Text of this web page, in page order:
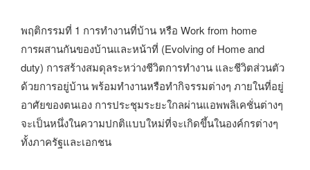
พฤติกรรมที่ 1 การทำงานที่บ้าน หรือ Work from home
การผสานกันของบ้านและหน้าที่ (Evolving of Home and
duty) การสร้างสมดุลระหว่างชีวิตการทำงาน และชีวิตส่วนตัว
ด้วยการอยู่บ้าน พร้อมทำงานหรือทำกิจรรมต่างๆ ภายในที่อยู่
อาศัยของตนเอง การประชุมระยะใกลผ่านแอพพลิเคชั่นต่างๆ
จะเป็นหนึ่งในความปกติแบบใหม่ที่จะเกิดขึ้นในองค์กรต่างๆ
ทั้งภาครัฐและเอกชน